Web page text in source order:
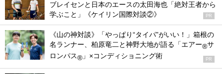
ブレイセンと日本のエースの太田海也「絶対王者から
学ぶこと」《ケイリン国際対談②》
PR
《山の神対談》「やっぱり“タイパ”がいい！」箱根の
名ランナー、柏原竜二と神野大地が語る「エアー®サ
ロンパス® 」×コンディショニング術 PR